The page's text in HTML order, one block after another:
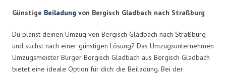
Günstige Beiladung von Bergisch Gladbach nach Straßburg
Du planst deinen Umzug von Bergisch Gladbach nach Straßburg
und suchst nach einer günstigen Lösung? Das Umzugsunternehmen
Umzugsmeister Bürger Bergisch Gladbach aus Bergisch Gladbach
bietet eine ideale Option für dich: die Beiladung. Bei der